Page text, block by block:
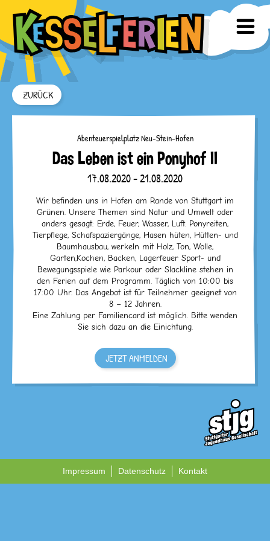
ZURÜCK
Abenteuerspielplatz Neu-Stein-Hofen
Das Leben ist ein Ponyhof II
17.08.2020 - 21.08.2020
Wir befinden uns in Hofen am Rande von Stuttgart im
Grünen. Unsere Themen sind Natur und Umwelt oder
anders gesagt: Erde, Feuer, Wasser, Luft. Ponyreiten,
Tierpflege, Schafspaziergänge, Hasen hüten, Hütten- und
Baumhausbau, werkeln mit Holz, Ton, Wolle,
Garten,Kochen, Backen, Lagerfeuer Sport- und
Bewegungsspiele wie Parkour oder Slackline stehen in
den Ferien auf dem Programm. Täglich von 10:00 bis
17:00 Uhr. Das Angebot ist für Teilnehmer geeignet von
8 – 12 Jahren.
Eine Zahlung per Familiencard ist möglich. Bitte wenden
Sie sich dazu an die Einichtung.
JETZT ANMELDEN
Impressum Datenschutz Kontakt